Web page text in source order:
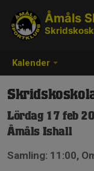
Kalender
Åmåls
Lördag 17 feb
Åmåls Ishall
Samling: 11:00,